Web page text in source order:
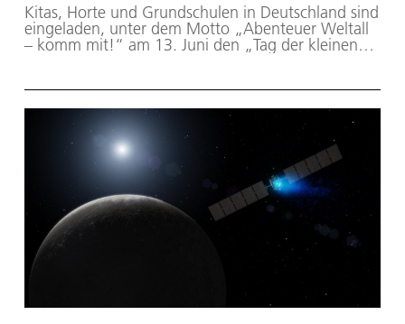
Kitas, Horte und Grundschulen in Deutschland sind
eingeladen, unter dem Motto „Abenteuer Weltall
– komm mit!“ am 13. Juni den „Tag der kleinen
Deutsche Zentrum für Luft- und Raumfahrt (DLR)
Material mit Forschungsideen und kindgerechtem
Wissen rund um das Thema Weltall
zusammengestellt. Ein besonderes Highlight ist
eine Malaktion: Die jungen Forschenden gestalten
ihr eigenes Missionslogo für eine echte
Forschungsrakete des DLR.